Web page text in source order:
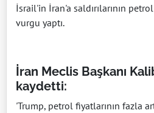
İsrail'in İran'a saldırılarının
vurgu yaptı.
İran Meclis Başkanı
kaydetti:
'Trump, petrol fiyatlarının fazla